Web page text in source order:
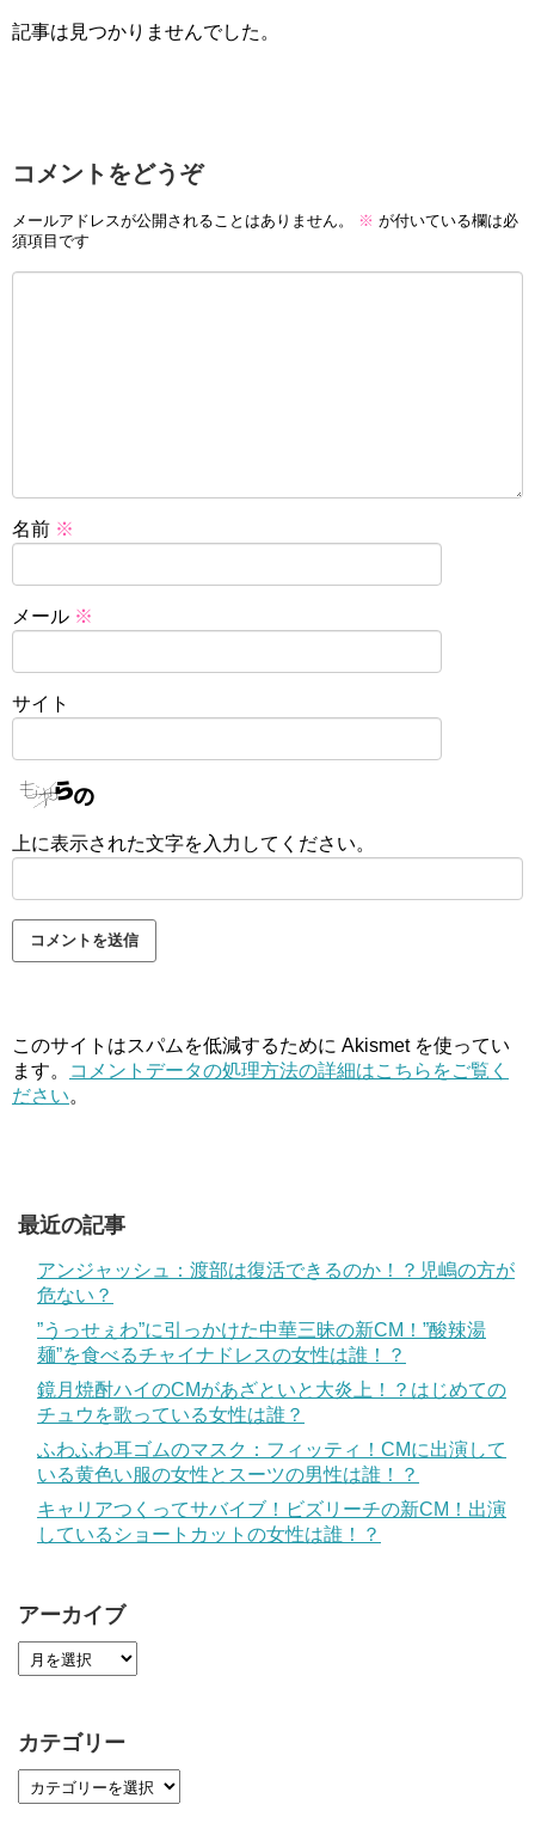
記事は見つかりませんでした。
コメントをどうぞ
メールアドレスが公開されることはありません。 ※ が付いている欄は必
須項目です
名前 ※
メール ※
サイト
上に表示された文字を入力してください。
このサイトはスパムを低減するために Akismet を使ってい
ます。
コメントデータの処理方法の詳細はこちらをご覧く
ださい。
最近の記事
アンジャッシュ：渡部は復活できるのか！？児嶋の方が
危ない？
”うっせぇわ”に引っかけた中華三昧の新CM！”酸辣湯
麺”を食べるチャイナドレスの女性は誰！？
鏡月焼酎ハイのCMがあざといと大炎上！？はじめての
チュウを歌っている女性は誰？
ふわふわ耳ゴムのマスク：フィッティ！CMに出演して
いる黄色い服の女性とスーツの男性は誰！？
キャリアつくってサバイブ！ビズリーチの新CM！出演
しているショートカットの女性は誰！？
アーカイブ
カテゴリー